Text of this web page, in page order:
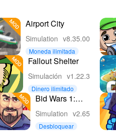
Airport City
Simulation v8.35.00
Moneda ilimitada
Fallout Shelter
Simulación v1.22.3
Dinero ilimitado
Bid Wars 1:
Juego de
Subastas
Simulation v2.65
Desbloquear